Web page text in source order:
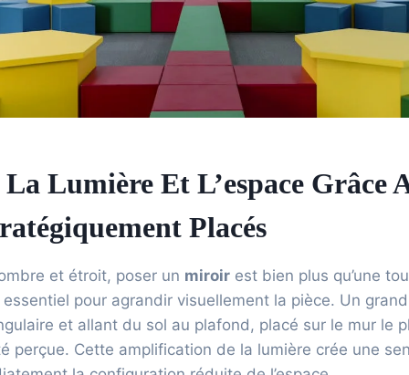
Lumière Et L’espace Grâce
Placés
et étroit, poser un miroir est bien plus qu’une
essentiel pour agrandir visuellement la pièce. Un
et allant du sol au plafond, placé sur le mur le
perçue. Cette amplification de la lumière crée une